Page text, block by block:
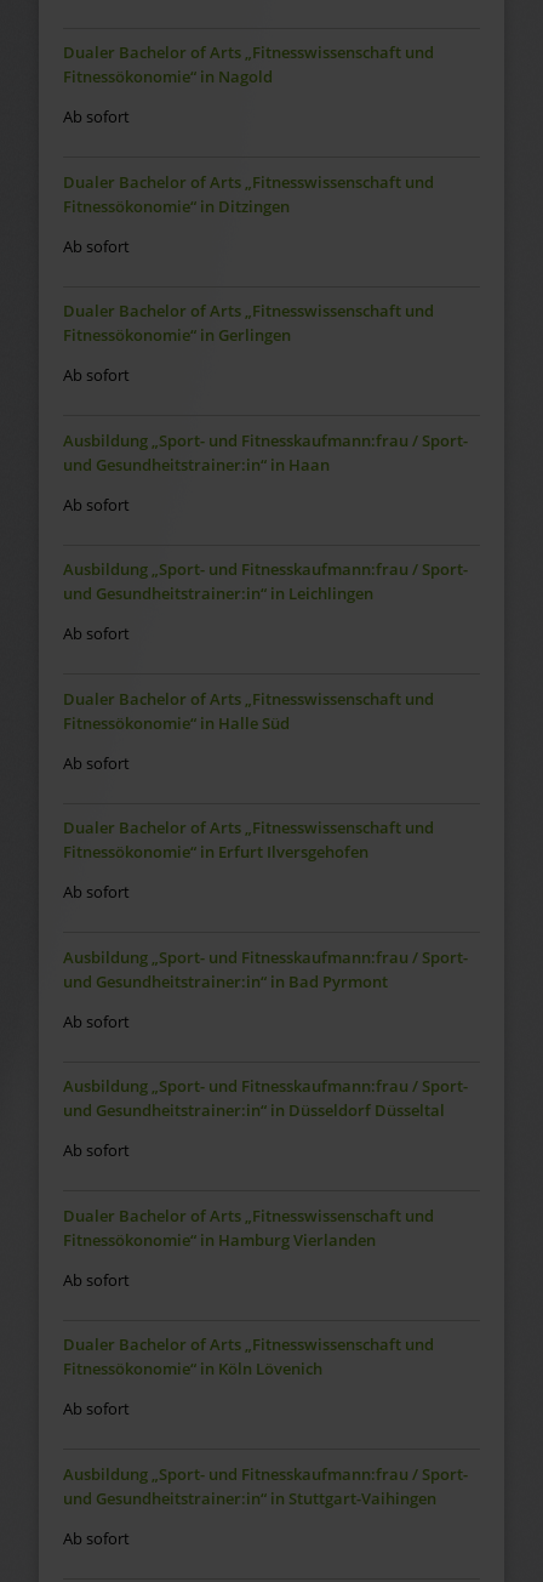
Dualer Bachelor of Arts „Fitnesswissenschaft und
Fitnessökonomie“ in Nagold
Ab sofort
Dualer Bachelor of Arts „Fitnesswissenschaft und
Fitnessökonomie“ in Ditzingen
Ab sofort
Dualer Bachelor of Arts „Fitnesswissenschaft und
Fitnessökonomie“ in Gerlingen
Ab sofort
Ausbildung „Sport- und Fitnesskaufmann:frau / Sport-
und Gesundheitstrainer:in“ in Haan
Ab sofort
Ausbildung „Sport- und Fitnesskaufmann:frau / Sport-
und Gesundheitstrainer:in“ in Leichlingen
Ab sofort
Dualer Bachelor of Arts „Fitnesswissenschaft und
Fitnessökonomie“ in Halle Süd
Ab sofort
Dualer Bachelor of Arts „Fitnesswissenschaft und
Fitnessökonomie“ in Erfurt Ilversgehofen
Ab sofort
Ausbildung „Sport- und Fitnesskaufmann:frau / Sport-
und Gesundheitstrainer:in“ in Bad Pyrmont
Ab sofort
Ausbildung „Sport- und Fitnesskaufmann:frau / Sport-
und Gesundheitstrainer:in“ in Düsseldorf Düsseltal
Ab sofort
Dualer Bachelor of Arts „Fitnesswissenschaft und
Fitnessökonomie“ in Hamburg Vierlanden
Ab sofort
Dualer Bachelor of Arts „Fitnesswissenschaft und
Fitnessökonomie“ in Köln Lövenich
Ab sofort
Ausbildung „Sport- und Fitnesskaufmann:frau / Sport-
und Gesundheitstrainer:in“ in Stuttgart-Vaihingen
Ab sofort